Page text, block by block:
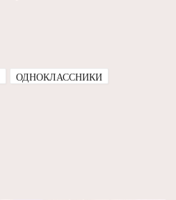
ОДНОКЛАССНИКИ